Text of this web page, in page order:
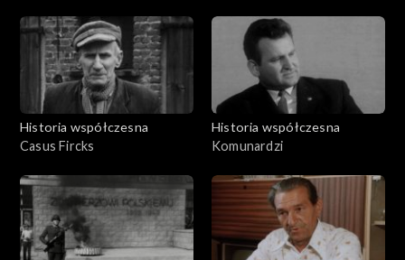
Historia współczesna
Casus Fircks
Historia współczesna
Komunardzi